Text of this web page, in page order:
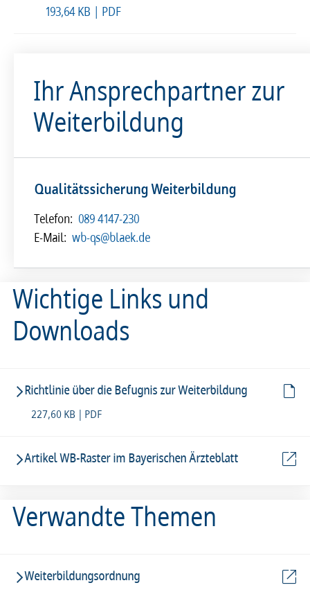
193,64 KB | PDF
Ihr Ansprechpartner zur
Weiterbildung
Qualitätssicherung Weiterbildung
Telefon: 089 4147-230
E-Mail: wb-qs@blaek.de
Wichtige Links und
Downloads
Richtlinie über die Befugnis zur Weiterbildung
227,60 KB | PDF
Artikel WB-Raster im Bayerischen Ärzteblatt
Verwandte Themen
Weiterbildungsordnung